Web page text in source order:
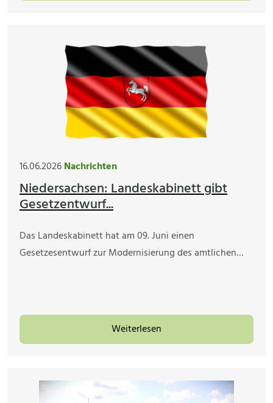
16.06.2026Nachrichten
Niedersachsen: Landeskabinett gibt
Gesetzentwurf...
Das Landeskabinett hat am 09. Juni einen
Gesetzesentwurf zur Modernisierung des amtlichen…
Weiterlesen